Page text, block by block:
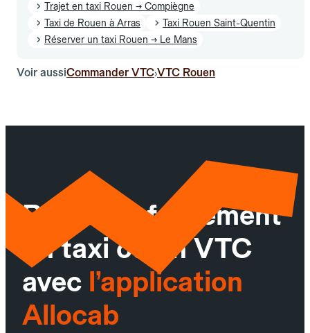
Trajet en taxi Rouen → Compiègne
Taxi de Rouen à Arras
Taxi Rouen Saint-Quentin
Réserver un taxi Rouen → Le Mans
Voir aussiCommander VTC›VTC Rouen
Réservez facilement
un taxi ou un VTC
avec l’application
Allocab